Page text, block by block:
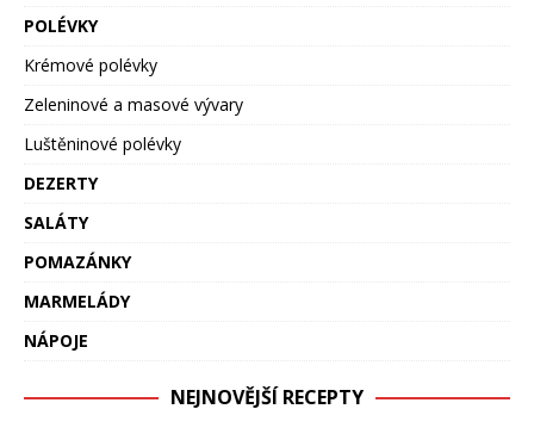
POLÉVKY
Krémové polévky
Zeleninové a masové vývary
Luštěninové polévky
DEZERTY
SALÁTY
POMAZÁNKY
MARMELÁDY
NÁPOJE
NEJNOVĚJŠÍ RECEPTY